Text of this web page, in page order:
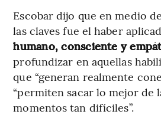
Escobar dijo que en medio
las claves fue el haber
humano, consciente y
profundizar en aquellas
que “generan realmente
“permiten sacar lo mejor de
momentos tan difíciles”.